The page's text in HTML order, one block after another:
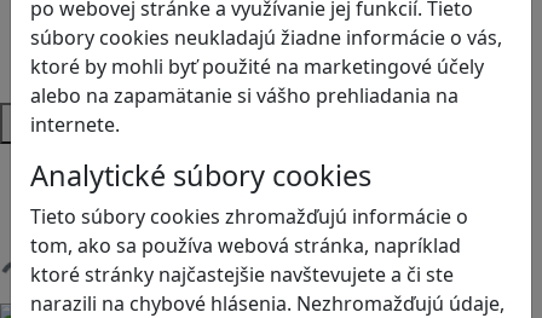
po webovej stránke a využívanie jej funkcií. Tieto
súbory cookies neukladajú žiadne informácie o vás,
ktoré by mohli byť použité na marketingové účely
alebo na zapamätanie si vášho prehliadania na
internete.
Analytické súbory cookies
Tieto súbory cookies zhromažďujú informácie o
tom, ako sa používa webová stránka, napríklad
ktoré stránky najčastejšie navštevujete a či ste
narazili na chybové hlásenia. Nezhromažďujú údaje,
Sociálne zručnosti a kooperácia
Strategické myslenie
Zdravie a pohyb
Platformy
Android
Herná konzola
Stolové, kartové
Načítam blogy